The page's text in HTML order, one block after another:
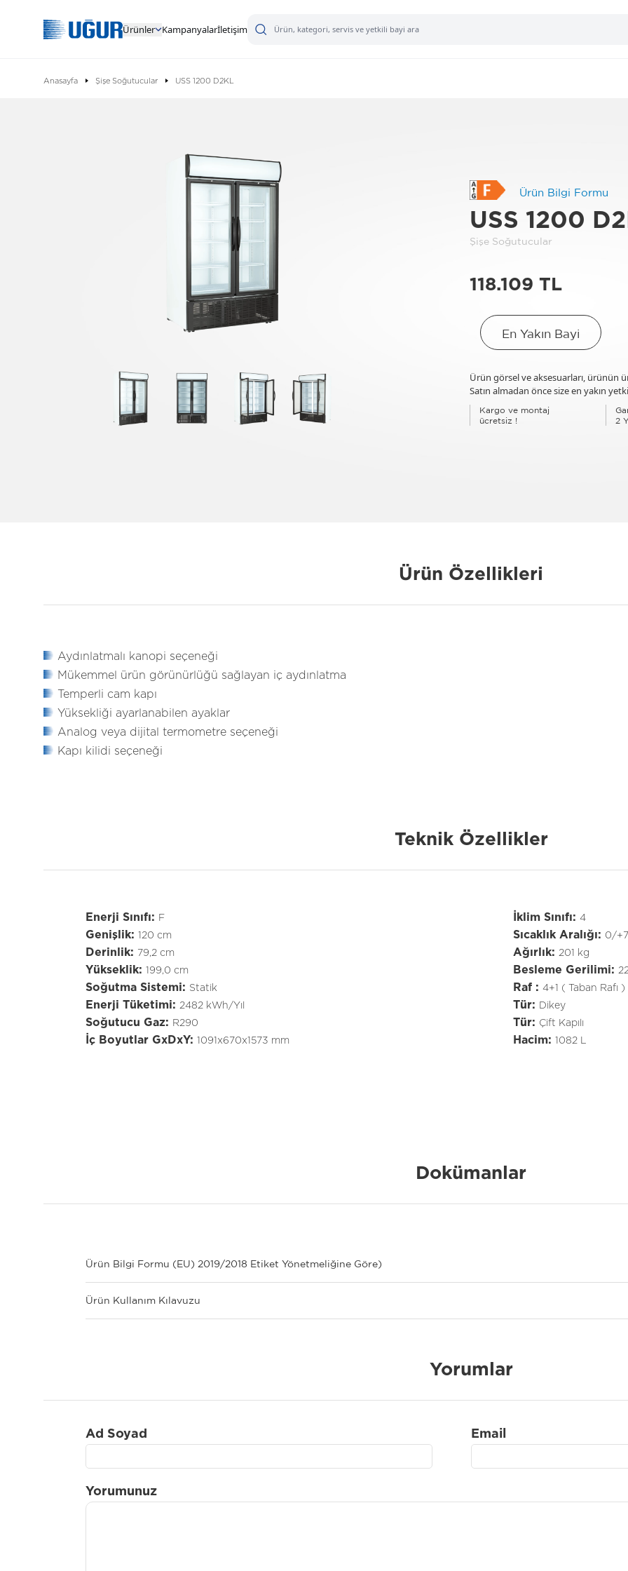
Ürünler Kampanyalarİletişim
Anasayfa Şişe Soğutucular USS 1200 D2KL
Ürün Bilgi Formu
USS 1200
Şişe Soğutucular
118.109 TL
En Yakın Bayi
Ürün görsel ve aksesuarları, ürünün
Satın almadan önce size en yakın
Kargo ve montaj
ücretsiz !
2
Ürün Özellikleri
Aydınlatmalı kanopi seçeneği
Mükemmel ürün görünürlüğü sağlayan iç aydınlatma
Temperli cam kapı
Yüksekliği ayarlanabilen ayaklar
Analog veya dijital termometre seçeneği
Kapı kilidi seçeneği
Teknik Özellikler
Enerji Sınıfı: F
Genişlik: 120 cm
Derinlik: 79,2 cm
Yükseklik: 199,0 cm
Soğutma Sistemi: Statik
Enerji Tüketimi: 2482 kWh/Yıl
Soğutucu Gaz: R290
İç Boyutlar GxDxY: 1091x670x1573 mm
İklim Sınıfı: 4
Sıcaklık Aralığı: 0/
Ağırlık: 201 kg
Besleme Gerilimi:
Raf : 4+1 ( Taban Rafı
Tür: Dikey
Tür: Çift Kapılı
Hacim: 1082 L
Dokümanlar
Ürün Bilgi Formu (EU) 2019/2018 Etiket Yönetmeliğine Göre)
Ürün Kullanım Kılavuzu
Yorumlar
Ad Soyad Email
Yorumunuz